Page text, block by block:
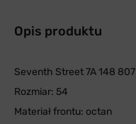
Opis produktu
Seventh Street 7A 148 807
Rozmiar: 54
Materiał frontu: octan